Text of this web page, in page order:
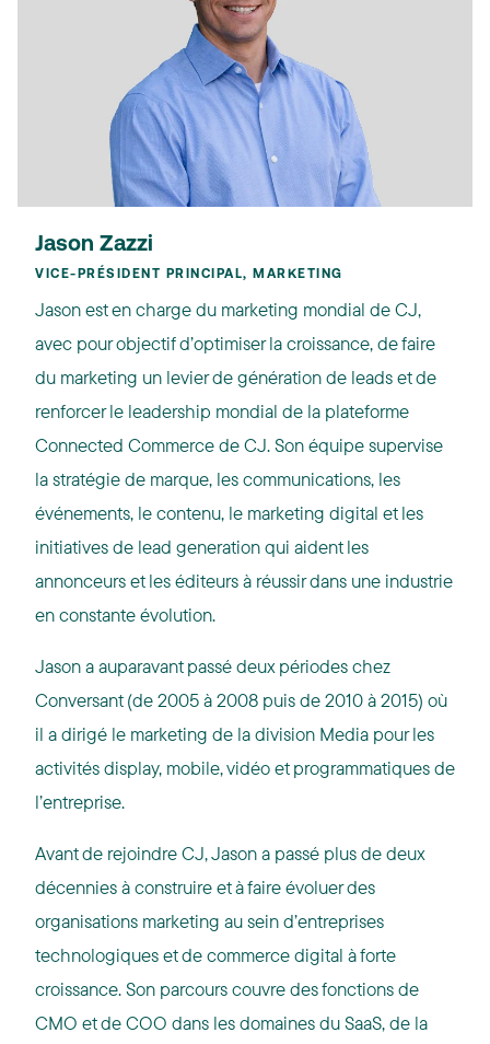
Jason Zazzi
VICE-PRÉSIDENT PRINCIPAL, MARKETING
Jason est en charge du marketing mondial de CJ,
avec pour objectif d’optimiser la croissance, de faire
du marketing un levier de génération de leads et de
renforcer le leadership mondial de la plateforme
Connected Commerce de CJ. Son équipe supervise
la stratégie de marque, les communications, les
événements, le contenu, le marketing digital et les
initiatives de lead generation qui aident les
annonceurs et les éditeurs à réussir dans une industrie
en constante évolution.
Jason a auparavant passé deux périodes chez
Conversant (de 2005 à 2008 puis de 2010 à 2015) où
il a dirigé le marketing de la division Media pour les
activités display, mobile, vidéo et programmatiques de
l’entreprise.
Avant de rejoindre CJ, Jason a passé plus de deux
décennies à construire et à faire évoluer des
organisations marketing au sein d’entreprises
technologiques et de commerce digital à forte
croissance. Son parcours couvre des fonctions de
CMO et de COO dans les domaines du SaaS, de la